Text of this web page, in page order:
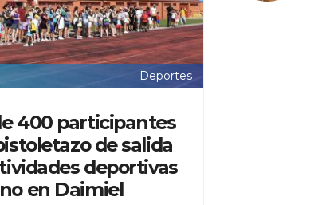
Deportes
400 participantes
de salida
deportivas
en Daimiel